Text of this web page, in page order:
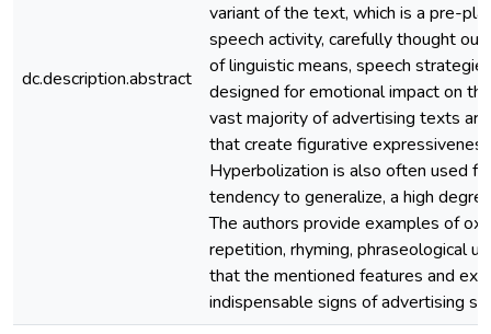
dc.description.abstract
variant of the text, which is a pre-
speech activity, carefully thought
of linguistic means, speech
designed for emotional impact on
vast majority of advertising texts
that create figurative
Hyperbolization is also often used
tendency to generalize, a high
The authors provide examples of
repetition, rhyming, phraseological
that the mentioned features and
indispensable signs of advertising